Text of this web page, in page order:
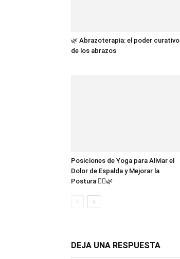
🌿 Abrazoterapia: el poder curativo
de los abrazos
Posiciones de Yoga para Aliviar el
Dolor de Espalda y Mejorar la
Postura 🧘‍♀️🌿
DEJA UNA RESPUESTA